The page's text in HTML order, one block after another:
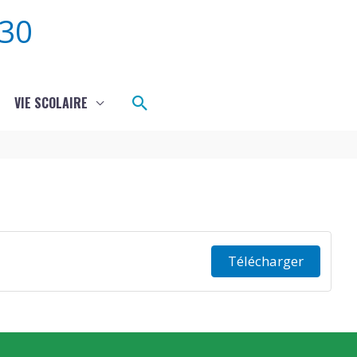
VIE SCOLAIRE Rechercher
Télécharger